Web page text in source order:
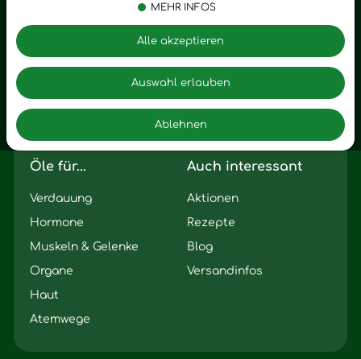
MEHR INFOS
Ablehnen
Auswahl erlauben
Alle akzeptieren
Zuhause
Trauer
Romantik
Motivation
Seelischer Schlag
Öle für...
Verdauung
Hormone
Muskeln & Gelenke
Organe
Haut
Atemwege
Auch interessant
Aktionen
Rezepte
Blog
Versandinfos